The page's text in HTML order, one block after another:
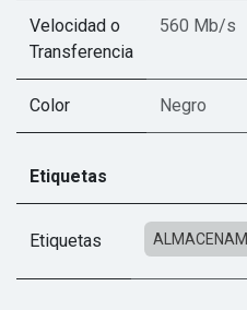
Velocidad o
Transferencia
560 Mb/s
Color Negro
Etiquetas
Etiquetas